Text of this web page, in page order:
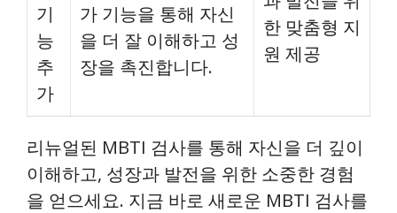
기
능
추
가
가 기능을 통해 자신
을 더 잘 이해하고 성
장을 촉진합니다.
한 맞춤형 지
원 제공
리뉴얼된 MBTI 검사를 통해 자신을 더 깊이
이해하고, 성장과 발전을 위한 소중한 경험
을 얻으세요. 지금 바로 새로운 MBTI 검사를